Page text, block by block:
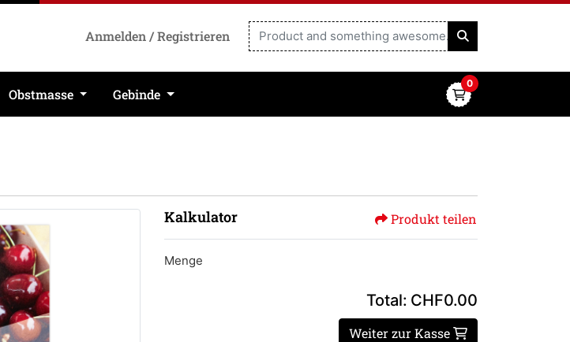
Anmelden / Registrieren
Obstmasse Gebinde
0
Kalkulator Produkt teilen
Menge
Total: CHF0.00
Weiter zur Kasse